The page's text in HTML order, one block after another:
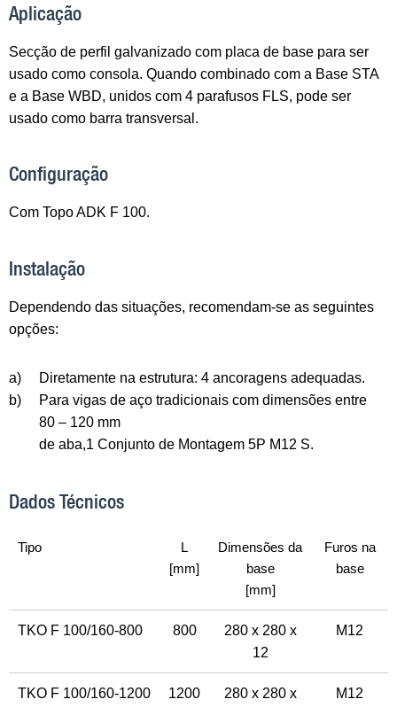
Aplicação
Secção de perfil galvanizado com placa de base para ser
usado como consola. Quando combinado com a Base STA
e a Base WBD, unidos com 4 parafusos FLS, pode ser
usado como barra transversal.
Configuração
Com Topo ADK F 100.
Instalação
Dependendo das situações, recomendam-se as seguintes
opções:
a)
Diretamente na estrutura: 4 ancoragens adequadas.
b)
Para vigas de aço tradicionais com dimensões entre
80 – 120 mm
de aba,1 Conjunto de Montagem 5P M12 S.
Dados Técnicos
Tipo
L
[mm]
Dimensões da
base
[mm]
Furos na
base
TKO F 100/160-800 800
280 x 280 x
12
M12
TKO F 100/160-1200 1200
280 x 280 x
M12